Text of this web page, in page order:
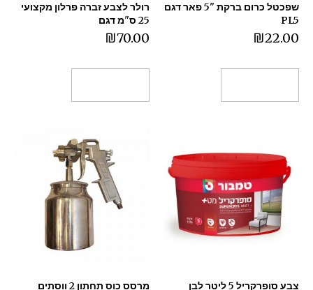
שפכטל כרום ברקת "5 פאר דגם
PL5
₪22.00
רולר לצבע זברה פרלון מקצועי
25 ס"מ דגם
₪70.00
צבע סופרקריל 5 ליטר לבן
מרסס כוס תחתון 2 ווסתים